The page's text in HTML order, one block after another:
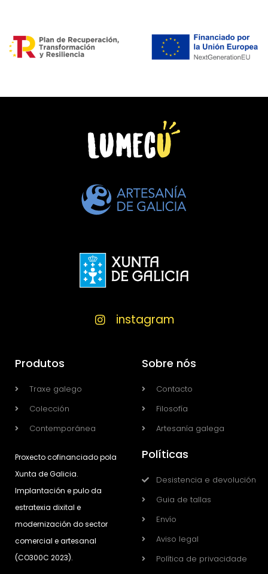
instagram
Produtos
Traxe galego
Colección
Contemporánea
Sobre nós
Contacto
Filosofía
Artesanía galega
Proxecto cofinanciado pola
Xunta de Galicia.
Implantación e pulo da
estratexia dixital e
modernización do sector
comercial e artesanal
(CO300C 2023).
Políticas
Desistencia e devolución
Guia de tallas
Envío
Aviso legal
Política de privacidade